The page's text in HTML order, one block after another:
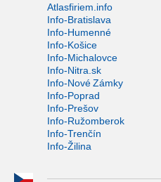
Atlasfiriem.info
Info-Bratislava
Info-Humenné
Info-Košice
Info-Michalovce
Info-Nitra.sk
Info-Nové Zámky
Info-Poprad
Info-Prešov
Info-Ružomberok
Info-Trenčín
Info-Žilina